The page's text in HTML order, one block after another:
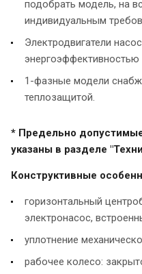
подобрать модель, на
индивидуальным
Электродвигатели
1-фазные модели
теплозащитой.
* Предельно
указаны в разделе
Конструктивные
горизонтальный
электронасос,
уплотнение
рабочее колесо: